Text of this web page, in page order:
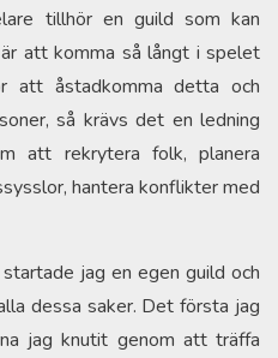
tillhör en guild som kan
att komma så långt i spelet
att åstadkomma detta och
så krävs det en ledning
att rekrytera folk, planera
hantera konflikter med
jag en egen guild och
dessa saker. Det första jag
jag knutit genom att träffa